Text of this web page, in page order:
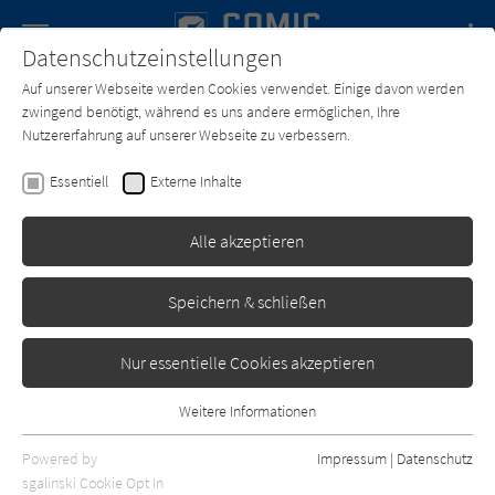
SUCHE Forum Charts Newsletter
Text: Christophe Arleston Zeichner:
Ekhö - Spiegelwelt: 1. New
Splitter
Datenschutzeinstellungen
Auf unserer Webseite werden Cookies verwendet. Einige davon werden
zwingend benötigt, während es uns andere ermöglichen, Ihre
Nutzererfahrung auf unserer Webseite zu verbessern.
Essentiell Externe Inhalte
Alle akzeptieren
Speichern & schließen
Nur essentielle Cookies akzeptieren
Essentielle Cookies werden für grundlegende Funktionen der
Webseite benötigt. Dadurch ist gewährleistet, dass die Webseite
Weitere Informationen
Powered by
sgalinski Cookie Opt In
Impressum | Datenschutz